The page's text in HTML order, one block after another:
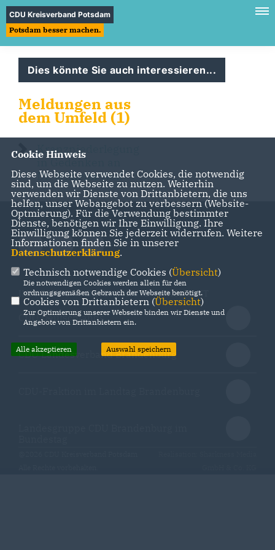
CDU Kreisverband Potsdam
Potsdam besser machen.
Dies könnte Sie auch interessieren...
Meldungen aus
dem Umfeld (1)
Kranzniederlegung
in Gedenken an
Dr. Wilhelm Wolf
IMPRESSUM DATENSCHUTZ KONTAKT
CDU Deutschlands
CDU Landesverband Brandenburg
Cookie Hinweis
Diese Webseite verwendet Cookies, die notwendig
sind, um die Webseite zu nutzen. Weiterhin
verwenden wir Dienste von Drittanbietern, die uns
helfen, unser Webangebot zu verbessern (Website-
Optmierung). Für die Verwendung bestimmter
Dienste, benötigen wir Ihre Einwilligung. Ihre
Einwilligung können Sie jederzeit widerrufen. Weitere
Informationen finden Sie in unserer
Datenschutzerklärung.
Technisch notwendige Cookies (Übersicht)
Die notwendigen Cookies werden allein für den
ordnungsgemäßen Gebrauch der Webseite benötigt.
Cookies von Drittanbietern (Übersicht)
Zur Optimierung unserer Webseite binden wir Dienste und
Angebote von Drittanbietern ein.
Alle akzeptieren Auswahl speichern